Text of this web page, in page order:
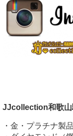
JJcollection和歌山
・金・プラチナ製